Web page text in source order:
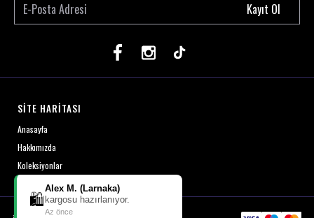
Kayıt Ol
SİTE HARİTASI
Anasayfa
Hakkımızda
Koleksiyonlar
🛍️
Alex M. (Larnaka)
kargosu hazırlanıyor.
Az önce